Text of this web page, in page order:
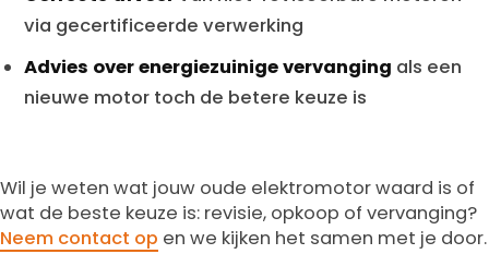
via gecertificeerde verwerking
Advies over energiezuinige vervanging als een
nieuwe motor toch de betere keuze is
Wil je weten wat jouw oude elektromotor waard is of
wat de beste keuze is: revisie, opkoop of vervanging?
Neem contact op en we kijken het samen met je door.